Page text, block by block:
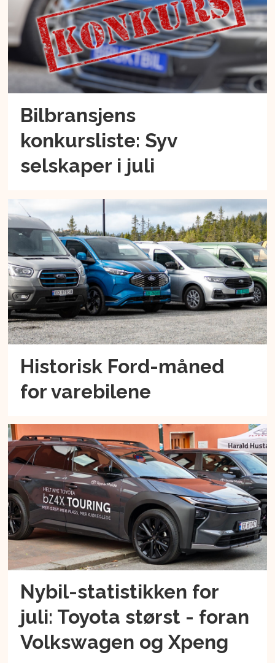
Bilbransjens
konkursliste: Syv
selskaper i juli
Historisk Ford-måned
for varebilene
Nybil-statistikken for
juli: Toyota størst - foran
Volkswagen og Xpeng